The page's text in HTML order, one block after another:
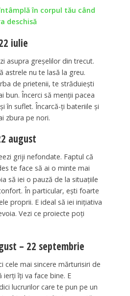
în corpul tău când
deschisă
iulie
asupra greșelilor din trecut.
astrele nu te lasă la greu.
de prietenii, te străduiești
bun. Încerci să menții pacea
în suflet. Încarcă-ți bateriile și
zbura pe nori.
august
griji nefondate. Faptul că
te face să ai o minte mai
să iei o pauză de la situațiile
În particular, ești foarte
proprii. E ideal să iei inițiativa
Vezi ce proiecte poți
– 22 septembrie
cele mai sincere mărturisiri de
ierți îți va face bine. E
lucrurilor care te pun pe un